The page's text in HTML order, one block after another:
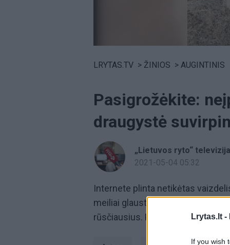
Lrytas.lt -
If you wish
LRYTAS.TV > ŽINIOS > AUGINTINIS
Pasigrožėkite:
draugystė
„Lietuvos ryto“ televizija
2021-05-04 05:32
Internete plinta netikėtas
meiliai glaustosi vienas prie kito.
rūsčiausius. Pasigrožėkite šių